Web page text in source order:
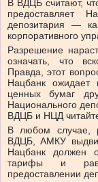
В ВДЦБ считают,
предоставляет
депозитария —
корпоративного
Разрешение
означать, что
Правда, этот
Нацбанк ожидает
ценных бумаг
Национального
ВДЦБ и НЦД
В любом случае,
ВДЦБ, АМКУ
Нацбанк должен
тарифы и
предоставлении